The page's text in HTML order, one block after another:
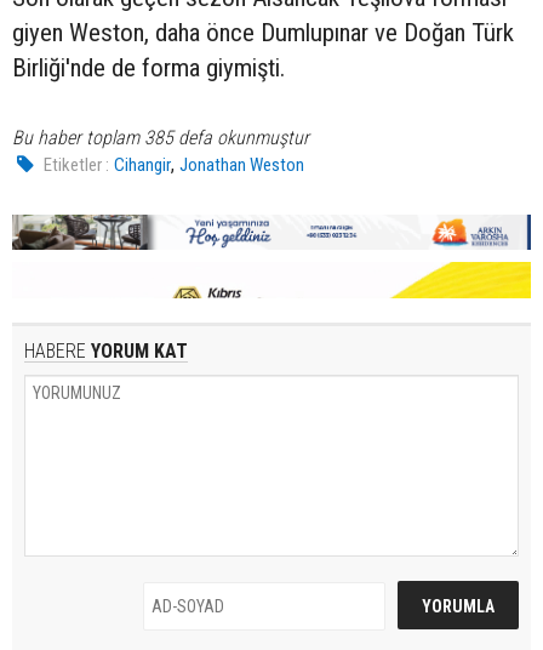
giyen Weston, daha önce Dumlupınar ve Doğan Türk
Birliği'nde de forma giymişti.
Bu haber toplam 385 defa okunmuştur
Etiketler : Cihangir,Jonathan Weston
HABERE YORUM KAT